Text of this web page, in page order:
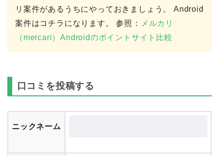
リ案件があるうちにやっておきましょう。 Android
案件はコチラになります。 参照：
メルカリ
（mercari）Androidのポイントサイト比較
口コミを投稿する
ニックネーム